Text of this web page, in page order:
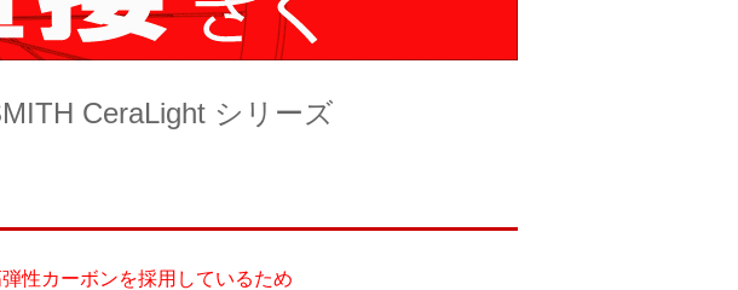
CeraLight シリーズ
性カーボンを採用しているため